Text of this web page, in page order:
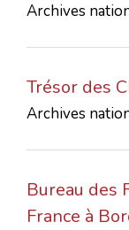
Archives
Trésor des
Archives
Bureau des
France à